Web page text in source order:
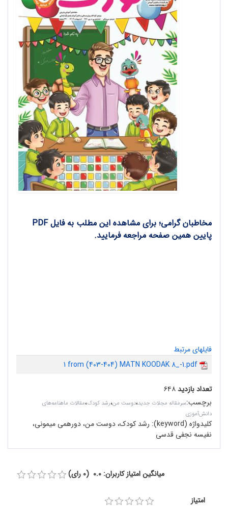
مخاطبان گرامی؛ برای مشاهده این مطلب به فایل PDF
پایین همین صفحه مراجعه فرمایید.
فایلهای مرتبط
1 from (403-404) MATN KOODAK 8_-1.pdf
تعداد بازدید۶۴۸
برچسب:سرمقاله مجلات جدید،دوست من،رشد کودک،مقالات ماهنامه‌های
دانش‌آموزی
کلیدواژه (keyword):
رشد کودک،‌ دوست من، دورهمی میمونی،
نفیسه نجفی قدسی
میانگین امتیاز کاربران: 0.0 (0 رای)
امتیاز